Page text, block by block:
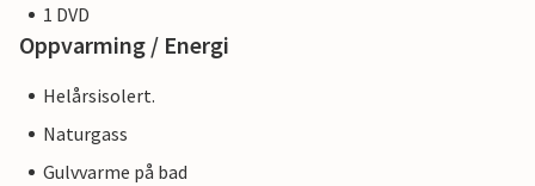
1 DVD
Oppvarming / Energi
Helårsisolert.
Naturgass
Gulvvarme på bad